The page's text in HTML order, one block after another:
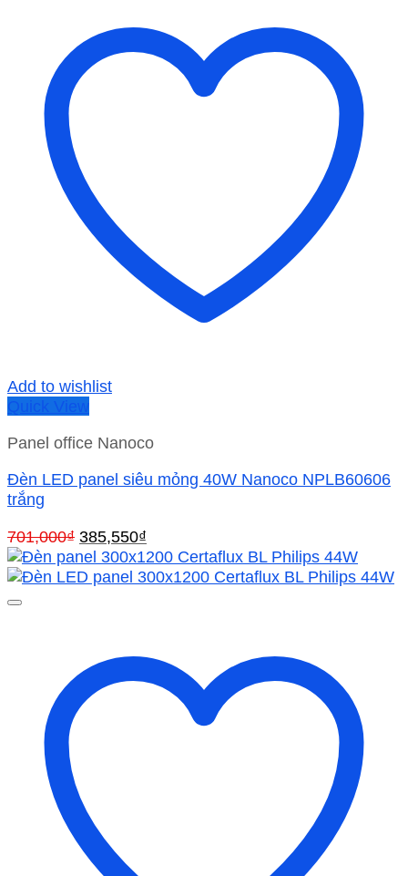
Add to wishlist
Quick View
Panel office Nanoco
Đèn LED panel siêu mỏng 40W Nanoco NPLB60606
trắng
701,000₫ Giá
gốc
là:
385,550₫
hiện
tại